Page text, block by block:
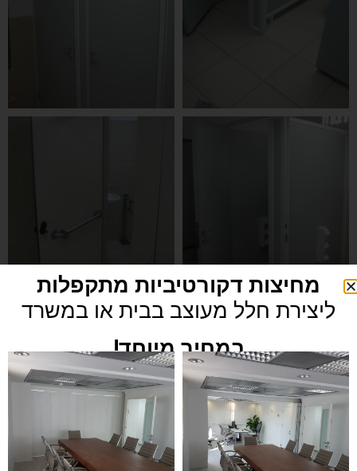
מחיצות דקורטיביות מתקפלות
ליצירת חלל מעוצב בבית או במשרד
במחיר מיוחד!